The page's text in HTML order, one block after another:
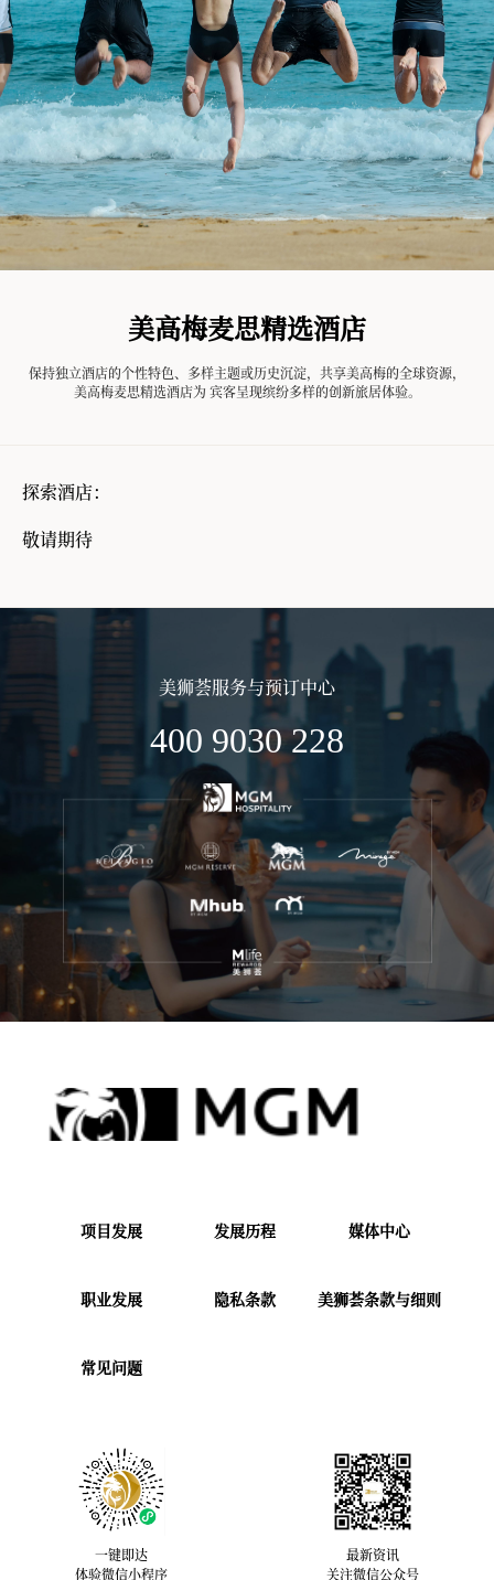
美高梅麦思精选酒店
保持独立酒店的个性特色、多样主题或历史沉淀，共享美高梅的全球资源，
美高梅麦思精选酒店为 宾客呈现缤纷多样的创新旅居体验。
探索酒店：
敬请期待
美狮荟服务与预订中心
400 9030 228
项目发展 发展历程 媒体中心
职业发展 隐私条款 美狮荟条款与细则
常见问题
一键即达
体验微信小程序
最新资讯
关注微信公众号